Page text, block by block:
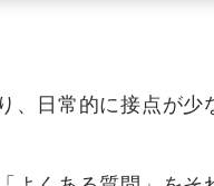
、日常的に接点が少